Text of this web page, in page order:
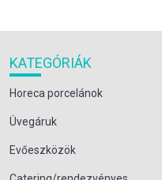
KATEGÓRIÁK
Horeca porcelánok
Üvegáruk
Evőeszközök